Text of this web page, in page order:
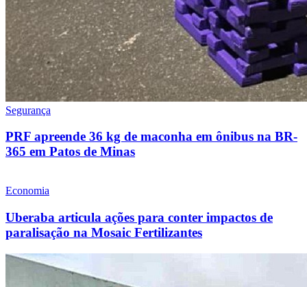
Segurança
PRF apreende 36 kg de maconha em ônibus na BR-
365 em Patos de Minas
Economia
Uberaba articula ações para conter impactos de
paralisação na Mosaic Fertilizantes